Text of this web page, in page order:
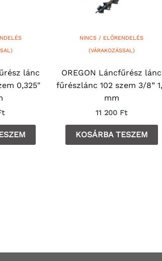
lánc
0,325″
NINCS / ELŐRENDELÉS
(VÁRAKOZÁSSAL)
OREGON Láncfűrész lánc
fűrészlánc 102 szem 3/8”
mm
11 200 Ft
KOSÁRBA TESZEM